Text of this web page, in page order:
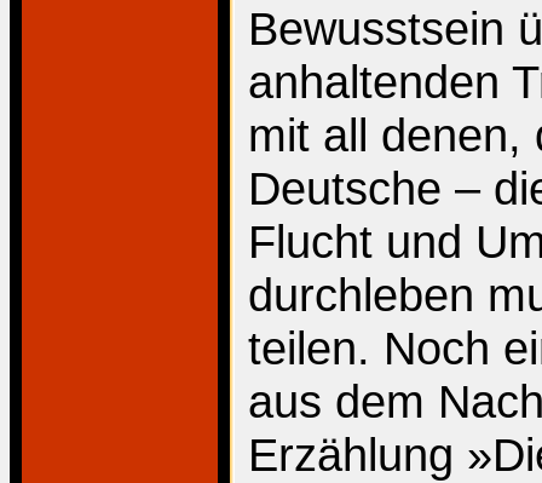
Bewusstsein
anhaltenden
mit all denen,
Deutsche –
Flucht und
durchleben
teilen. Noch
aus dem
Erzählung